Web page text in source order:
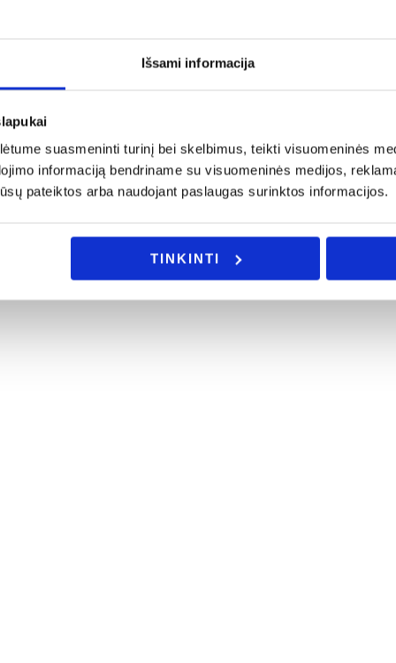
Išsami informacija
suasmeninti turinį bei skelbimus, teikti visuomeninės
informaciją bendriname su visuomeninės medijos,
pateiktos arba naudojant paslaugas surinktos informacijos.
TINKINTI